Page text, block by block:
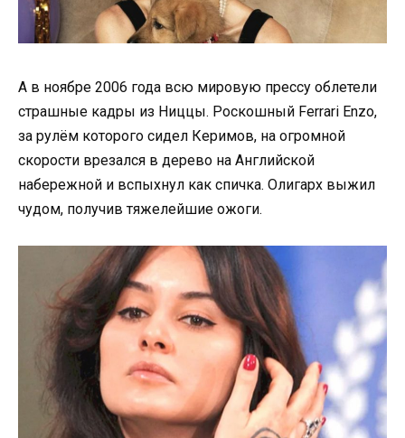
А в ноябре 2006 года всю мировую прессу облетели
страшные кадры из Ниццы. Роскошный Ferrari Enzo,
за рулём которого сидел Керимов, на огромной
скорости врезался в дерево на Английской
набережной и вспыхнул как спичка. Олигарх выжил
чудом, получив тяжелейшие ожоги.